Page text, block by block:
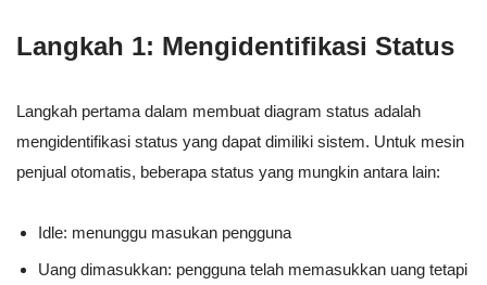
Langkah 1: Mengidentifikasi Status
Langkah pertama dalam membuat diagram status adalah
mengidentifikasi status yang dapat dimiliki sistem. Untuk mesin
penjual otomatis, beberapa status yang mungkin antara lain:
Idle: menunggu masukan pengguna
Uang dimasukkan: pengguna telah memasukkan uang tetapi